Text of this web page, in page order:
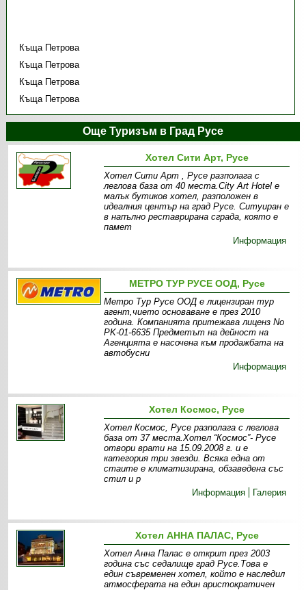
Къща Петрова
Къща Петрова
Къща Петрова
Къща Петрова
Още Туризъм в Град Русе
Хотел Сити Арт, Русе
Хотел Сити Арт , Русе разполага с
леглова база от 40 места.City Art Hotel е
малък бутиков хотел, разположен в
идеалния център на град Русе. Ситуиран е
в напълно реставрирана сграда, която е
памет
Информация
МЕТРО ТУР РУСЕ ООД, Русе
Метро Тур Русе ООД е лицензиран тур
агент,чието основаване е през 2010
година. Компанията притежава лиценз No
PK-01-6635 Предметът на дейност на
Агенцията е насочена към продажбата на
автобусни
Информация
Хотел Космос, Русе
Хотел Космос, Русе разполага с леглова
база от 37 места.Хотел “Космос”- Русе
отвори врати на 15.09.2008 г. и е
категория три звезди. Всяка една от
стаите е климатизирана, обзаведена със
стил и р
Информация
Галерия
Хотел АННА ПАЛАС, Русе
Хотел Анна Палас е открит през 2003
година със седалище град Русе.Това е
един съвременен хотел, който е наследил
атмосферата на един аристократичен